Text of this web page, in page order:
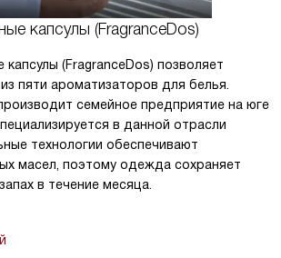
капсулы (FragranceDos)
(FragranceDos) позволяет
пяти ароматизаторов для белья.
семейное предприятие на юге
в данной отрасли
технологии обеспечивают
масел, поэтому одежда сохраняет
в течение месяца.